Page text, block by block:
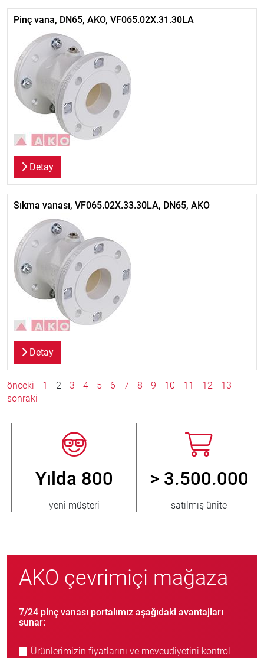
Pinç vana, DN65, AKO, VF065.02X.31.30LA
Detay
Sıkma vanası, VF065.02X.33.30LA, DN65, AKO
Detay
önceki 1 2 3 4 5 6 7 8 9 10 11 12
13
sonraki
Yılda 800
yeni müşteri
> 3.500.000
satılmış ünite
AKO çevrimiçi mağaza
7/24 pinç vanası portalımız aşağıdaki avantajları
sunar:
Ürünlerimizin fiyatlarını ve mevcudiyetini kontrol